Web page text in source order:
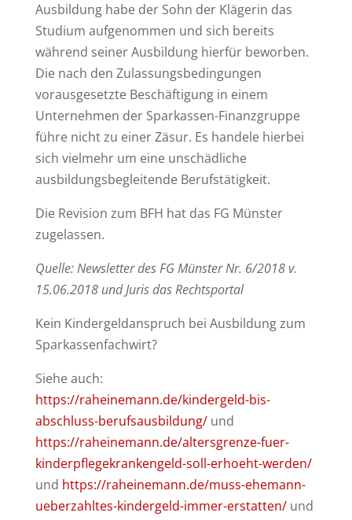
Ausbildung habe der Sohn der Klägerin das
Studium aufgenommen und sich bereits
während seiner Ausbildung hierfür beworben.
Die nach den Zulassungsbedingungen
vorausgesetzte Beschäftigung in einem
Unternehmen der Sparkassen-Finanzgruppe
führe nicht zu einer Zäsur. Es handele hierbei
sich vielmehr um eine unschädliche
ausbildungsbegleitende Berufstätigkeit.
Die Revision zum BFH hat das FG Münster
zugelassen.
Quelle: Newsletter des FG Münster Nr. 6/2018 v.
15.06.2018 und Juris das Rechtsportal
Kein Kindergeldanspruch bei Ausbildung zum
Sparkassenfachwirt?
Siehe auch:
https://raheinemann.de/kindergeld-bis-
abschluss-berufsausbildung/und
https://raheinemann.de/altersgrenze-fuer-
kinderpflegekrankengeld-soll-erhoeht-werden/
und https://raheinemann.de/muss-ehemann-
ueberzahltes-kindergeld-immer-erstatten/und